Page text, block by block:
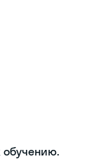
обучению.